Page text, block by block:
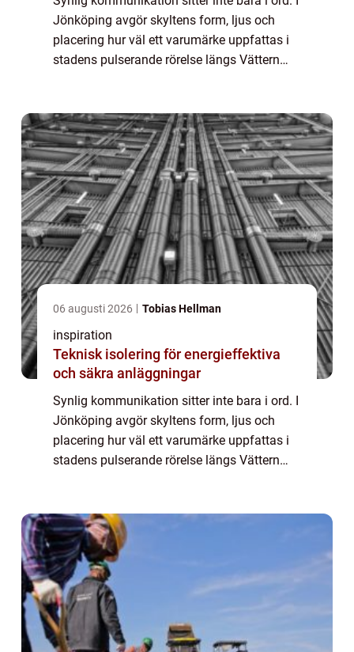
Jönköping avgör skyltens form, ljus och
placering hur väl ett varumärke uppfattas i
stadens pulserande rörelse längs Vättern
06 augusti 2026 Tobias Hellman
inspiration
Teknisk isolering för energieffektiva
och säkra anläggningar
Synlig kommunikation sitter inte bara i ord. I
Jönköping avgör skyltens form, ljus och
placering hur väl ett varumärke uppfattas i
stadens pulserande rörelse längs Vättern